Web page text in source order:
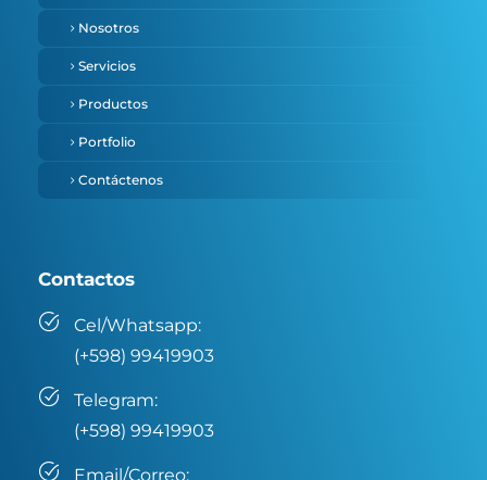
Nosotros
Servicios
Productos
Portfolio
Contáctenos
Contactos
Cel/Whatsapp:
(+598) 99419903
Telegram:
(+598) 99419903
Email/Correo: